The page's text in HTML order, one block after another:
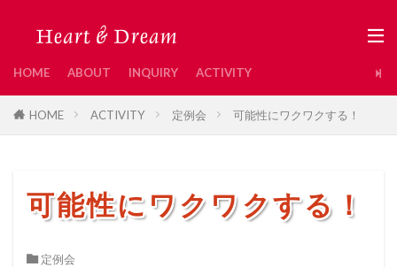
HOME ABOUT INQUIRY ACTIVITY
HOME ACTIVITY 定例会 可能性にワクワクする！
可能性にワクワクする！
定例会